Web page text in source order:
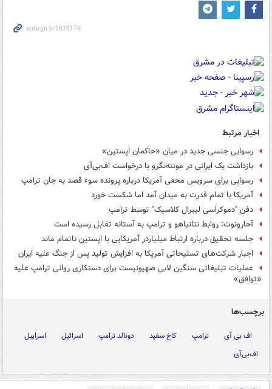
اخبار مرتبط
رسوایی جنسی جدید در میان «حاکمان اپستین»
بازداشت یک ایرانی در مونته‌نگرو با درخواست اف‌بی‌آی
رسوایی برای سرویس مخفی آمریکا درباره پرونده سوء قصد به جان ترامپ
آمریکا با تمام قدرت به میدان آمد اما شکست خورد
دفن "دموکراسی لیبرال کلاسیک" توسط ترامپ
آحارونوت: روابط نتانیاهو و ترامپ به آستانه تقابل رسیده است
جلسه تحقیق درباره ارتباط میلیاردر آمریکایی با اپستین ناتمام ماند
اجبار شرکت‌های تسلیحاتی آمریکا به افزایش تولید پس از جنگ علیه ایران
عملیات تبلیغاتی سنگین لابی صهیونیست برای دستکاری روانی ترامپ علیه
«توافق»
برچسب‌ها
اف بی آی ترامپ کاخ سفید دونالد ترامپ اسرائیل
اسراییل
اف‌بی‌آی